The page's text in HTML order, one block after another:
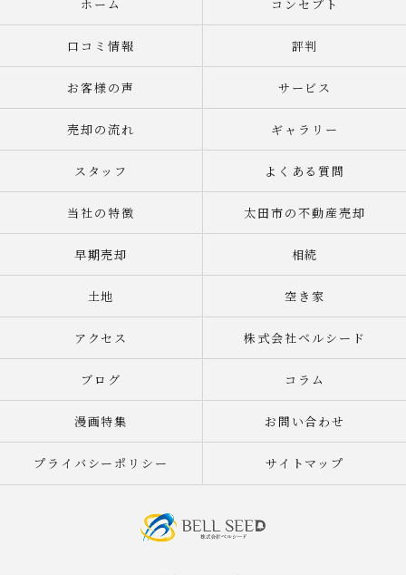
ホーム コンセプト
口コミ情報 評判
お客様の声 サービス
売却の流れ ギャラリー
スタッフ よくある質問
当社の特徴 太田市の不動産売却
早期売却 相続
土地 空き家
アクセス 株式会社ベルシード
ブログ コラム
漫画特集 お問い合わせ
プライバシーポリシー サイトマップ